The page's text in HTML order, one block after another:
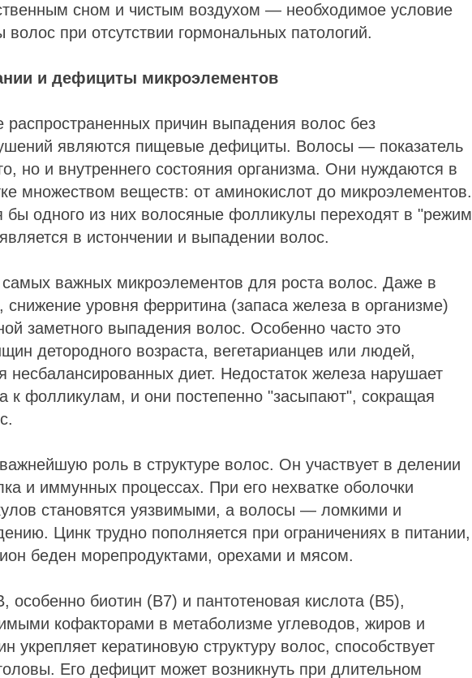
сном и чистым воздухом — необходимое условие
волос при отсутствии гормональных патологий.
и дефициты микроэлементов
причин выпадения волос без
являются пищевые дефициты. Волосы — показатель
но и внутреннего состояния организма. Они нуждаются в
множеством веществ: от аминокислот до микроэлементов.
бы одного из них волосяные фолликулы переходят в "режим
в истончении и выпадении волос.
важных микроэлементов для роста волос. Даже в
снижение уровня ферритина (запаса железа в организме)
заметного выпадения волос. Особенно часто это
детородного возраста, вегетарианцев или людей,
диет. Недостаток железа нарушает
к фолликулам, и они постепенно "засыпают", сокращая
роль в структуре волос. Он участвует в делении
и иммунных процессах. При его нехватке оболочки
становятся уязвимыми, а волосы — ломкими и
Цинк трудно пополняется при ограничениях в питании,
беден морепродуктами, орехами и мясом.
особенно биотин (B7) и пантотеновая кислота (B5),
кофакторами в метаболизме углеводов, жиров и
укрепляет кератиновую структуру волос, способствует
Его дефицит может возникнуть при длительном